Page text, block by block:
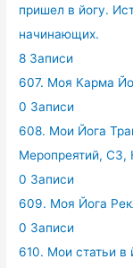
пришел в йогу.
начинающих.
8 Записи
607. Моя Карма
0 Записи
608. Мои Йога
Меропреятий, СЗ,
0 Записи
609. Моя Йога
0 Записи
610. Мои статьи в